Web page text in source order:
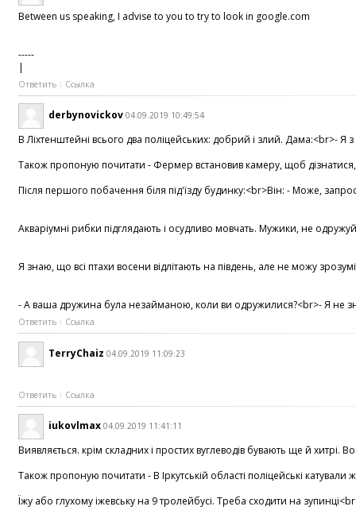
Between us speaking, I advise to you to try to look in google.com
-----
|
Ответить Ссылка
derbynovickov 04.09.2019 10:49:54
В Ліхтенштейні всього два поліцейських: добрий і злий. Дама:<br>- Я
Також пропоную почитати - Фермер встановив камеру, щоб дізнатися,
Після першого побачення біля під'їзду будинку:<br>Він: - Може,
Акваріумні рибки підглядають і осудливо мовчать. Мужики, не
Я знаю, що всі птахи восени відлітають на південь, але не можу
- А ваша дружина була незайманою, коли ви одружилися?<br>- Я не
Ответить Ссылка
TerryChaiz 04.09.2019 11:09:23
Ответить Ссылка
iukovlmax 04.09.2019 11:41:11
Виявляється. крім складних і простих вуглеводів бувають ще й
Також пропоную почитати - В Іркутській області поліцейські
Їжу або глухому іжевську на 9 тролейбусі. Треба сходити на